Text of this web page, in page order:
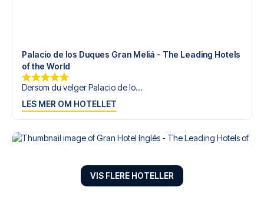
Palacio de los Duques Gran Meliá - The Leading Hotels
of the World
Dersom du velger Palacio de lo...
LES MER OM HOTELLET
VIS FLERE HOTELLER